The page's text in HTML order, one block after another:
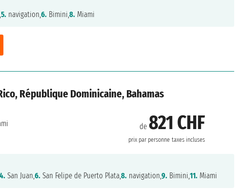
5. navigation,6. Bimini,8. Miami
République Dominicaine, Bahamas
de821 CHF
prix par personne taxes incluses
4. San Juan,6. San Felipe de Puerto Plata,8. navigation,9. Bimini,11. Miami